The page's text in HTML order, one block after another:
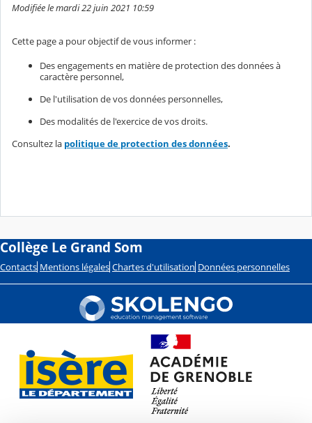
Modifiée le mardi 22 juin 2021 10:59
Cette page a pour objectif de vous informer :
Des engagements en matière de protection des données à
caractère personnel,
De l'utilisation de vos données personnelles,
Des modalités de l'exercice de vos droits.
Consultez la politique de protection des données.
Collège Le Grand Som
Contacts Mentions légales Chartes d'utilisation Données personnelles